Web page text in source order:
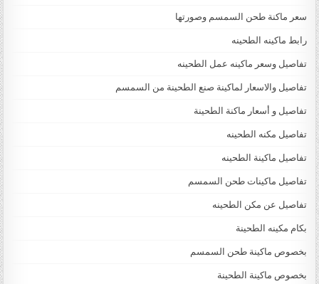
سعر ماكنة طحن السمسم وصورتها
رابط ماكينه الطحينه
تفاصيل وسعر ماكينه عمل الطحينه
تفاصيل والاسعار لماكينة صنع الطحينة من السمسم
تفاصيل و أسعار ماكنة الطحينة
تفاصيل مكنه الطحينه
تفاصيل ماكينة الطحينه
تفاصيل ماكينات طحن السمسم
تفاصيل عن مكن الطحينه
بكام مكينه الطحينة
بخصوص ماكينة طحن السمسم
بخصوص ماكينة الطحينة